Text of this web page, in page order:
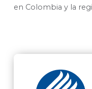
en Colombia y la